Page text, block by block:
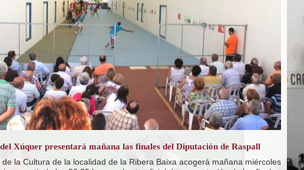
Xúquer presentará mañana las finales del Diputación de Raspall
de la Cultura de la localidad de la Ribera Baixa acogerá mañana miércoles